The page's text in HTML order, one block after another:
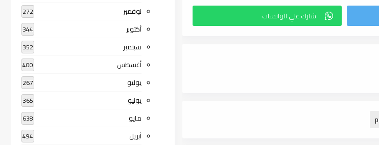
نوفمبر 272
أكتوبر 344
سبتمبر 352
أغسطس 400
يوليو 267
يونيو 365
مايو 638
أبريل 494